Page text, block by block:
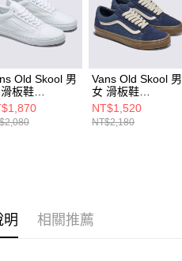
Old Skool 男
板鞋
Vans Old Skool 男
女 滑板鞋
VN0A2Z42NVY
NT$1,520
NT$2,180
明 相關推薦